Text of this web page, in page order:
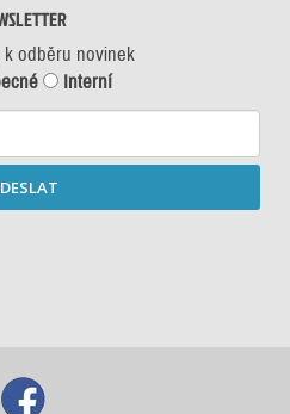
k odběru novinek
Interní